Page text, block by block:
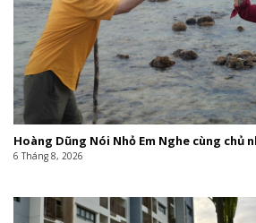
Hoàng Dũng Nói Nhỏ Em Nghe cùng chủ
6 Tháng 8, 2026